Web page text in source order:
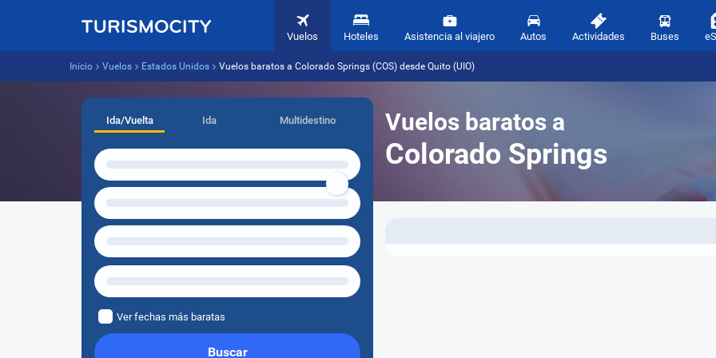
Vuelos Hoteles Asistencia al viajero Autos Actividades Buses
Inicio Vuelos Estados Unidos Vuelos baratos a Colorado Springs (COS) desde Quito (UIO)
Vuelos baratos a
Colorado Springs
Ida/Vuelta Ida Multidestino
Ver fechas más baratas
Buscar